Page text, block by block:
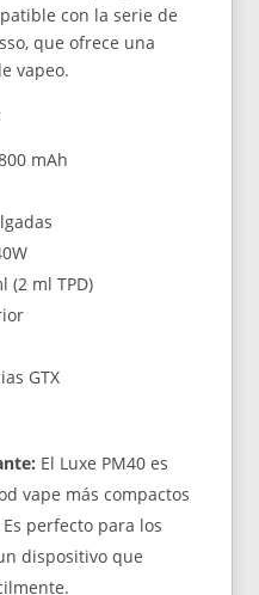
con la serie de
que ofrece una
vapeo.
mAh
(2 ml TPD)
GTX
El Luxe PM40 es
vape más compactos
perfecto para los
dispositivo que